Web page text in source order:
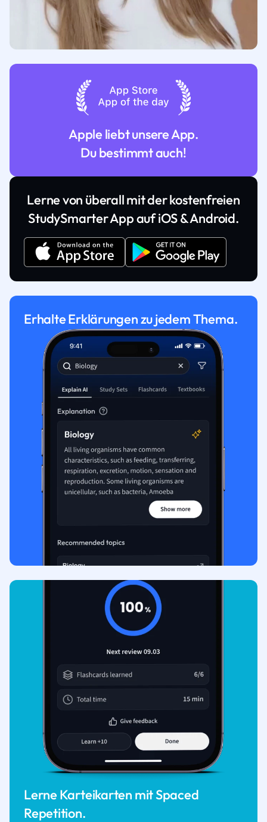
Apple liebt unsere App.
Du bestimmt auch!
Lerne von überall mit der kostenfreien
StudySmarter App auf iOS & Android.
Erhalte Erklärungen zu jedem Thema.
Lerne Karteikarten mit Spaced
Repetition.